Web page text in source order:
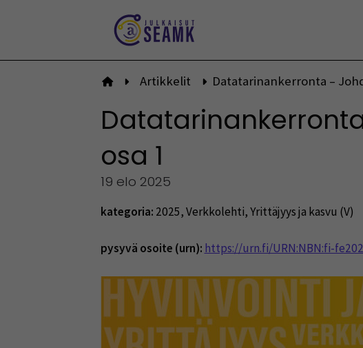
Etusivulle
Artikkelit Datatarinankerronta –
osa 1
19 elo 2025
kategoria: 2025,Verkkolehti,Yrittäjyys ja kasvu (V)
pysyvä osoite (urn): https://urn.fi/URN:NBN:fi-